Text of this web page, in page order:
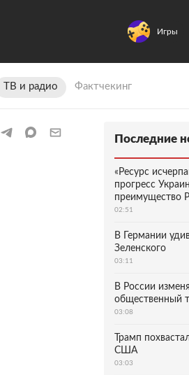
Игры
ТВ и радио Фактчекинг
Последние
«Ресурс
прогресс
преимущество
02:51
В Германии
Зеленского
03:11
В России
общественный
03:08
Трамп
США
03:03